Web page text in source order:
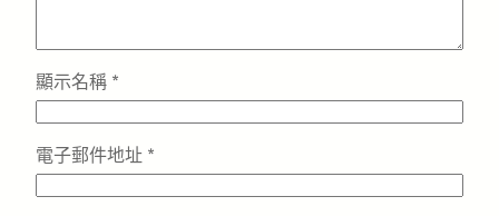
顯示名稱 *
電子郵件地址 *